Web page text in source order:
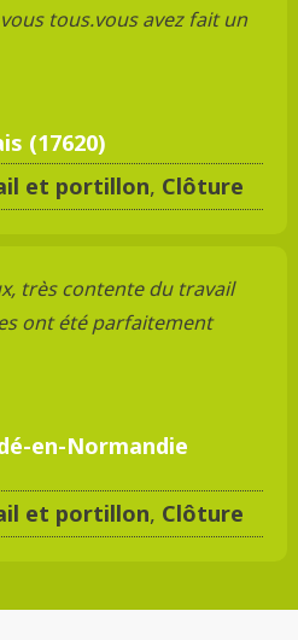
tous.vous avez fait un
(17620)
et portillon, Clôture
très contente du travail
ont été parfaitement
en-Normandie
et portillon, Clôture